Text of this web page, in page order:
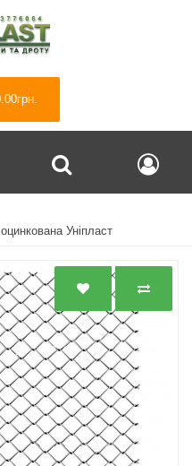
Уніпласт